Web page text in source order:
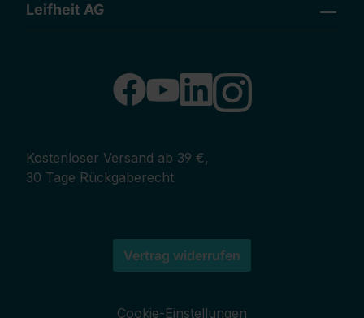
Leifheit AG
Kostenloser Versand ab 39 €,
30 Tage Rückgaberecht
Vertrag widerrufen
Cookie-Einstellungen